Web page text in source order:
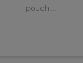
pouch....